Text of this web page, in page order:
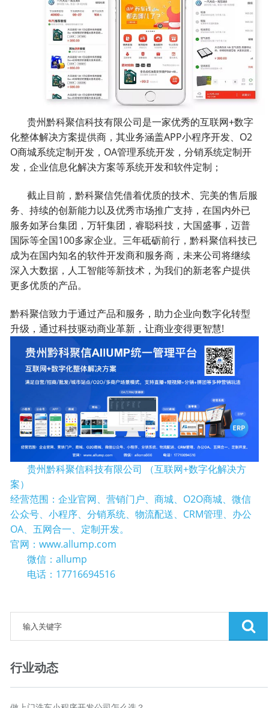
贵州黔科聚信科技有限公司是一家优秀的互联网+数字
化整体解决方案提供商，其业务涵盖APP小程序开发、O2
O商城系统定制开发，OA管理系统开发，分销系统定制开
发，企业信息化解决方案等系统开发和软件定制；
截止目前，黔科聚信凭借着优质的技术、完美的售后服
务、持续的创新能力以及优秀市场推广支持，在国内外已
服务如茅台集团，万轩集团，睿聪科技，大国盛事，迈普
国际等全国100多家企业。三年砥砺前行，黔科聚信科技已
成为在国内知名的软件开发商和服务商，未来公司将继续
深入大数据，人工智能等新技术，为我们的新老客户提供
更多优质的产品。
黔科聚信致力于通过产品和服务，助力企业向数字化转型
升级，通过科技驱动商业革新，让商业变得更智慧!
贵州黔科聚信科技有限公司
（互联网+数字化解决方
案）
经营范围：企业官网、营销门户、商城、O2O商城、微信
公众号、小程序、分销系统、物流配送、CRM管理、办公
OA、五网合一、定制开发。
官网：www.allump.com
微信：allump
电话：17716694516
行业动态